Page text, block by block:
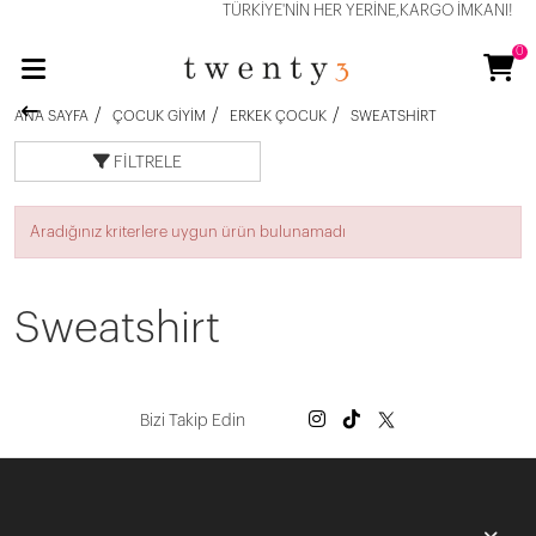
TÜRKİYE'NİN HER YERİNE,KARGO İMKANI!
0
ANA SAYFA ÇOCUK GIYIM ERKEK ÇOCUK SWEATSHIRT
FILTRELE
Aradığınız kriterlere uygun ürün bulunamadı
Sweatshirt
Bizi Takip Edin